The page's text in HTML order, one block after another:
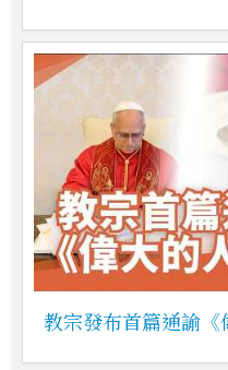
教宗發布首篇通諭《